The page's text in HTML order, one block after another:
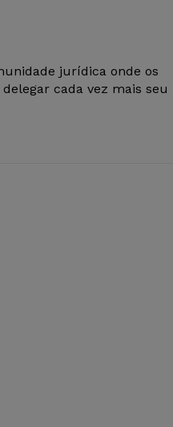
jurídica onde os
cada vez mais seu